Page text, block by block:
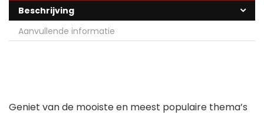
Beschrijving
Aanvullende informatie
Geniet van de mooiste en meest populaire thema’s